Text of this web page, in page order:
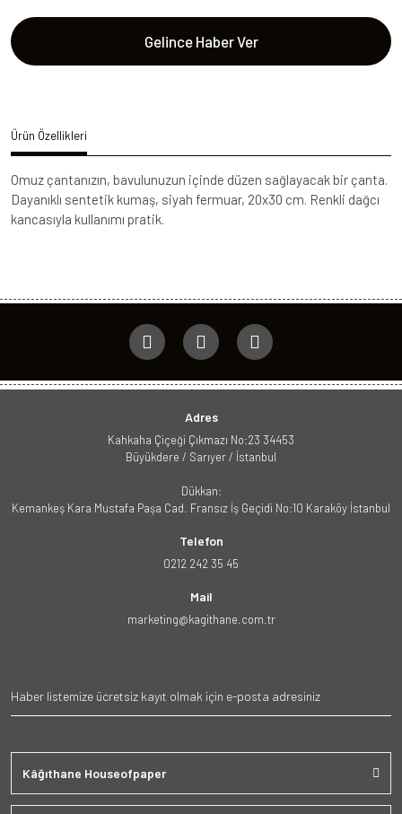
Gelince Haber Ver
Ürün Özellikleri
Omuz çantanızın, bavulunuzun içinde düzen sağlayacak bir çanta.
Dayanıklı sentetik kumaş, siyah fermuar, 20x30 cm. Renkli dağcı
kancasıyla kullanımı pratik.
Adres
Kahkaha Çiçeği Çıkmazı No:23 34453
Büyükdere / Sarıyer / İstanbul
Dükkan:
Kemankeş Kara Mustafa Paşa Cad. Fransız İş Geçidi No:10 Karaköy İstanbul
Telefon
0212 242 35 45
Mail
marketing@kagithane.com.tr
Kâğıthane Houseofpaper